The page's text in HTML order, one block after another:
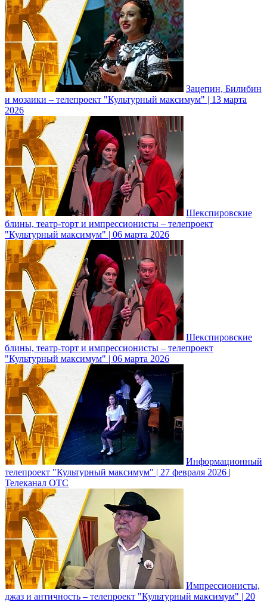
Зацепин, Билибин
и мозаики – телепроект "Культурный максимум" | 13 марта
2026
Шекспировские
блины, театр-торт и импрессионисты – телепроект
"Культурный максимум" | 06 марта 2026
Шекспировские
блины, театр-торт и импрессионисты – телепроект
"Культурный максимум" | 06 марта 2026
Информационный
телепроект "Культурный максимум" | 27 февраля 2026 |
Телеканал ОТС
Импрессионисты,
джаз и античность – телепроект "Культурный максимум" | 20